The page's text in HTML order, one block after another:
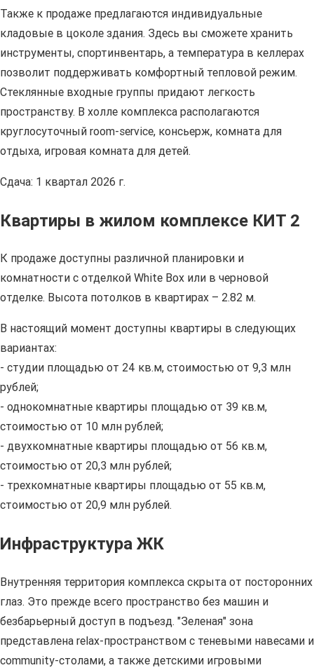
Также к продаже предлагаются индивидуальные
кладовые в цоколе здания. Здесь вы сможете хранить
инструменты, спортинвентарь, а температура в келлерах
позволит поддерживать комфортный тепловой режим.
Стеклянные входные группы придают легкость
пространству. В холле комплекса располагаются
круглосуточный room-service, консьерж, комната для
отдыха, игровая комната для детей.
Сдача: 1 квартал 2026 г.
Квартиры в жилом комплексе КИТ 2
К продаже доступны различной планировки и
комнатности с отделкой White Box или в черновой
отделке. Высота потолков в квартирах – 2.82 м.
В настоящий момент доступны квартиры в следующих
вариантах:
- студии площадью от 24 кв.м, стоимостью от 9,3 млн
рублей;
- однокомнатные квартиры площадью от 39 кв.м,
стоимостью от 10 млн рублей;
- двухкомнатные квартиры площадью от 56 кв.м,
стоимостью от 20,3 млн рублей;
- трехкомнатные квартиры площадью от 55 кв.м,
стоимостью от 20,9 млн рублей.
Инфраструктура ЖК
Внутренняя территория комплекса скрыта от посторонних
глаз. Это прежде всего пространство без машин и
безбарьерный доступ в подъезд. "Зеленая" зона
представлена relax-пространством с теневыми навесами и
community-столами, а также детскими игровыми